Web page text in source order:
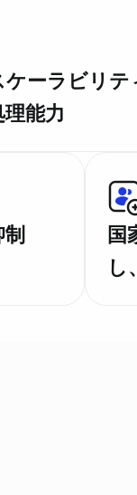
ケーラビリテ
能力
国
し